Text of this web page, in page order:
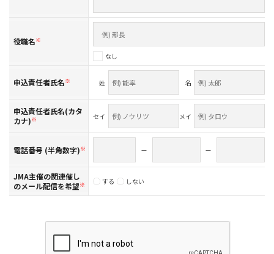
役職名※
なし
申込責任者氏名※ 姓 名
申込責任者氏名(カタ
カナ)※ セイ メイ
電話番号 (半角数字)※ — —
JMA主催の関連催し
のメール配信を希望※ する しない